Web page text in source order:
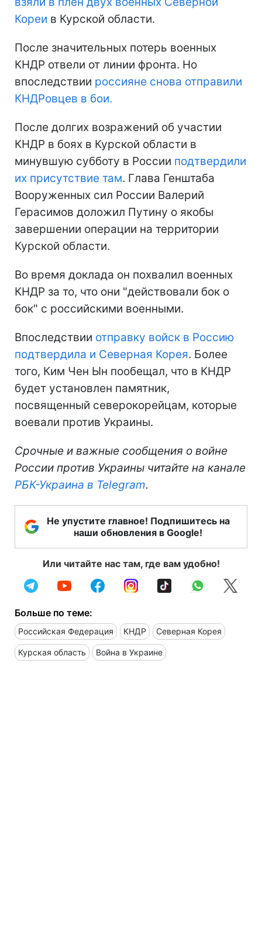
Кореи в Курской области.
После значительных потерь военных
КНДР отвели от линии фронта. Но
впоследствии россияне снова отправили
КНДРовцев в бои.
После долгих возражений об участии
КНДР в боях в Курской области в
минувшую субботу в России подтвердили
их присутствие там. Глава Генштаба
Вооруженных сил России Валерий
Герасимов доложил Путину о якобы
завершении операции на территории
Курской области.
Во время доклада он похвалил военных
КНДР за то, что они "действовали бок о
бок" с российскими военными.
Впоследствии отправку войск в Россию
подтвердила и Северная Корея. Более
того, Ким Чен Ын пообещал, что в КНДР
будет установлен памятник,
посвященный северокорейцам, которые
воевали против Украины.
Срочные и важные сообщения о войне
России против Украины читайте на канале
РБК-Украина в Telegram.
Не упустите главное! Подпишитесь на
наши обновления в Google!
Или читайте нас там, где вам удобно!
Больше по теме:
Российская Федерация КНДР Северная Корея
Курская область Война в Украине